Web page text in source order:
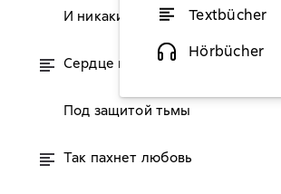
Textbücher
Hörbücher
И никаких Золушек!
Сердце космического дракона
Под защитой тьмы
Так пахнет любовь